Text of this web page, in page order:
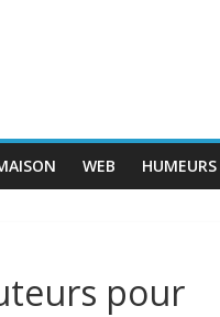
WEB HUMEURS
pour